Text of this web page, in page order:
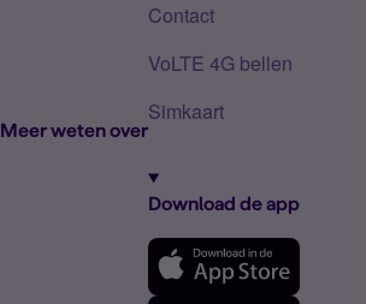
Meer weten over
Contact
VoLTE 4G bellen
Simkaart
Download de app